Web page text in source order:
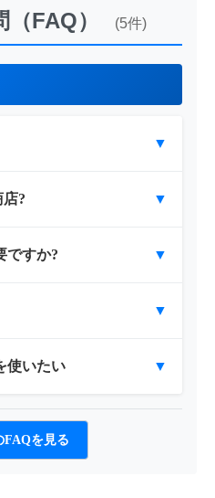
（FAQ） (5件)
▼
? ▼
ですか? ▼
▼
使いたい ▼
FAQを見る